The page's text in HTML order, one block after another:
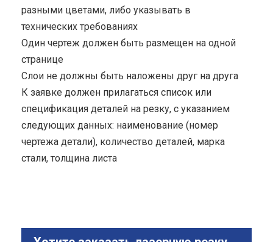
разными цветами, либо указывать в
технических требованиях
Один чертеж должен быть размещен на одной
странице
Cлои не должны быть наложены друг на друга
К заявке должен прилагаться список или
спецификация деталей на резку, с указанием
следующих данных: наименование (номер
чертежа детали), количество деталей, марка
стали, толщина листа